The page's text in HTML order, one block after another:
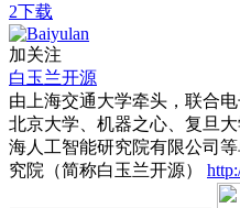
2下载
加关注
白玉兰开源
由上海交通大学牵头，联合
北京大学、机器之心、复旦
海人工智能研究院有限公司
究院（简称白玉兰开源）